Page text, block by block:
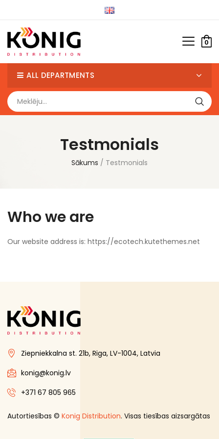
0
ALL DEPARTMENTS
Testmonials
Sākums Testmonials
Who we are
Our website address is: https://ecotech.kutethemes.net
Ziepniekkalna st. 21b, Riga, LV-1004, Latvia
konig@konig.lv
+371 67 805 965
Autortiesības © Konig Distribution. Visas tiesības aizsargātas